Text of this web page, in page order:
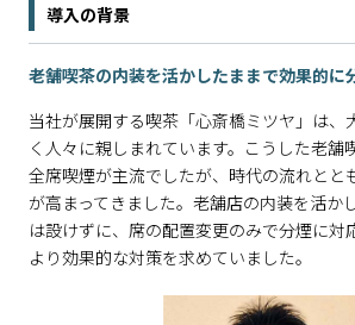
導入の背景
老舗喫茶の内装を活かしたままで効果的に
当社が展開する喫茶「心斎橋ミツヤ」は、
く人々に親しまれています。こうした老舗
全席喫煙が主流でしたが、時代の流れとと
が高まってきました。老舗店の内装を活か
は設けずに、席の配置変更のみで分煙に対
より効果的な対策を求めていました。